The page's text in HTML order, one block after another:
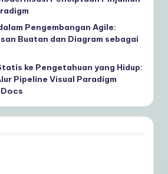
Pengembangan Agile:
Buatan dan Diagram sebagai
ke Pengetahuan yang Hidup:
Pipeline Visual Paradigm